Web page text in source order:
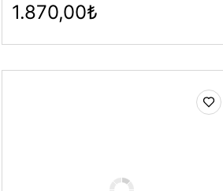
1.870,00₺